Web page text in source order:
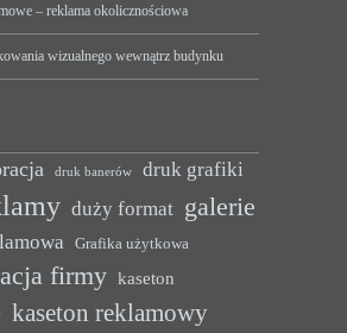
– reklama okolicznościowa
wizualnego wewnątrz budynku
druk banerów druk grafiki
duży format galerie
Grafika użytkowa
firmy kaseton
kaseton reklamowy